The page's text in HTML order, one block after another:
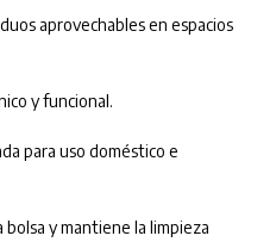
aprovechables en espacios
y funcional.
para uso doméstico e
y mantiene la limpieza